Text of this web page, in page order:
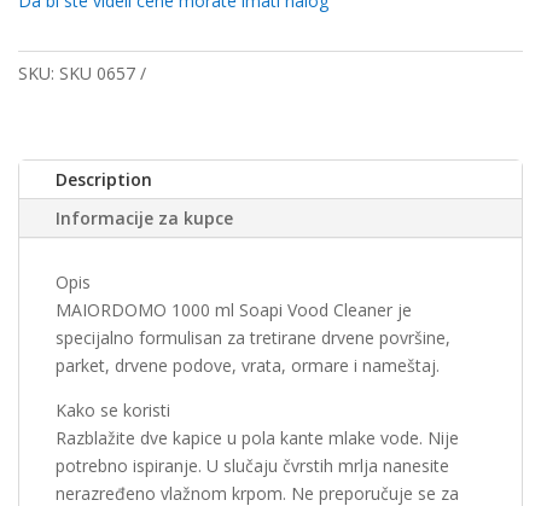
SKU: SKU 0657
Description
Informacije za kupce
Opis
MAIORDOMO 1000 ml Soapi Vood Cleaner je
specijalno formulisan za tretirane drvene površine,
parket, drvene podove, vrata, ormare i nameštaj.
Kako se koristi
Razblažite dve kapice u pola kante mlake vode. Nije
potrebno ispiranje. U slučaju čvrstih mrlja nanesite
nerazređeno vlažnom krpom. Ne preporučuje se za